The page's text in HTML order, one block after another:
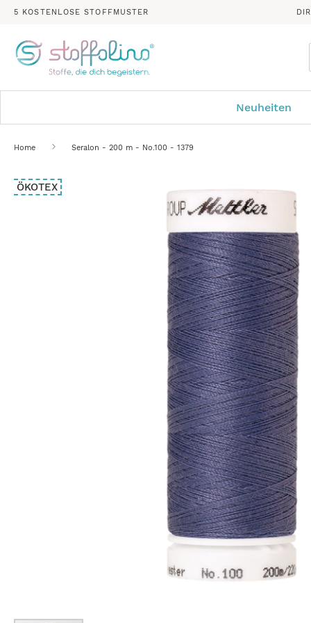
5 KOSTENLOSE STOFFMUSTER
Neuheiten
Home Seralon - 200 m - No.100 - 1379
Zum
Ende
ÖKOTEX